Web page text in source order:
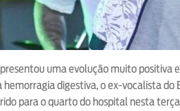
uma evolução muito
hemorragia digestiva, o ex-vocalista
para o quarto do hospital nesta